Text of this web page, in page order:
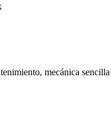
mecánica